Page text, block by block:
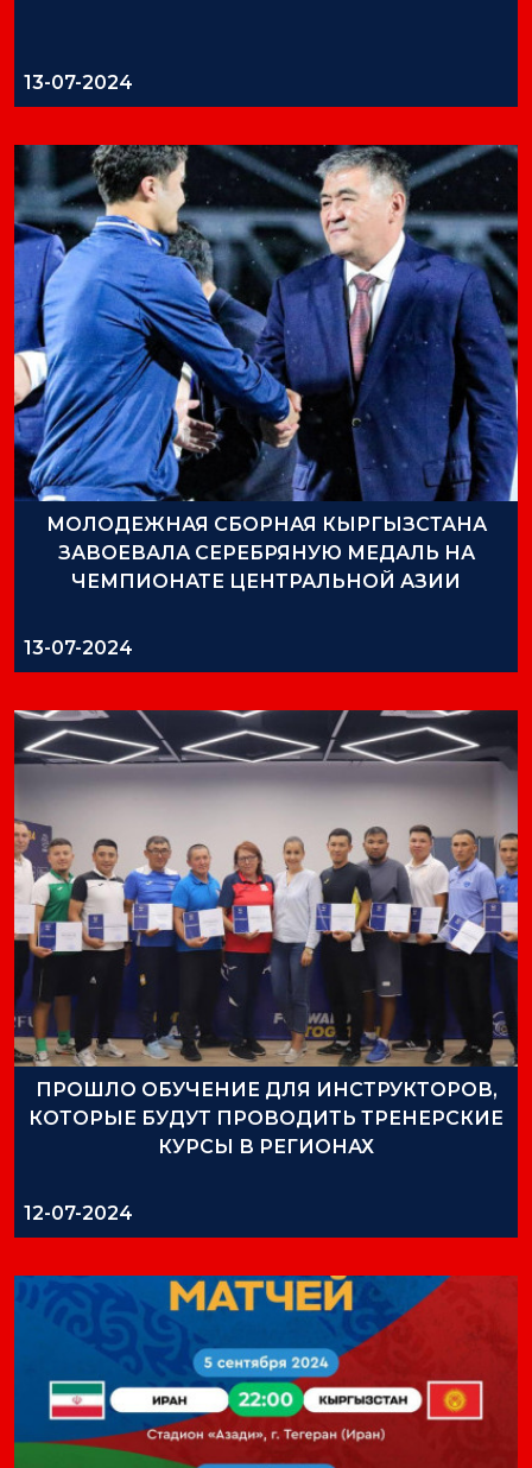
13-07-2024
МОЛОДЕЖНАЯ СБОРНАЯ КЫРГЫЗСТАНА
ЗАВОЕВАЛА СЕРЕБРЯНУЮ МЕДАЛЬ НА
ЧЕМПИОНАТЕ ЦЕНТРАЛЬНОЙ АЗИИ
13-07-2024
ПРОШЛО ОБУЧЕНИЕ ДЛЯ ИНСТРУКТОРОВ,
КОТОРЫЕ БУДУТ ПРОВОДИТЬ ТРЕНЕРСКИЕ
КУРСЫ В РЕГИОНАХ
12-07-2024